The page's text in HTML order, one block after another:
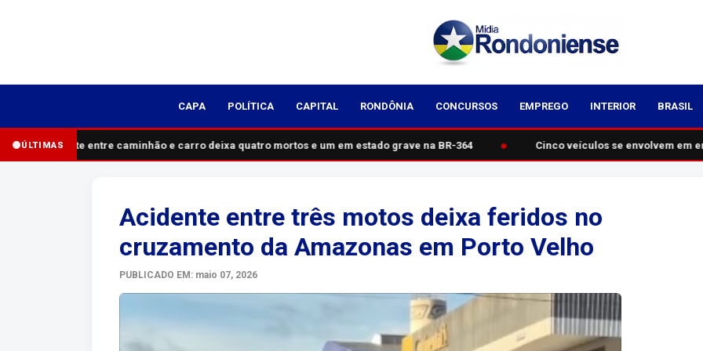
CAPA POLÍTICA CAPITAL RONDÔNIA CONCURSOS EMPREGO INTERIOR BRASIL
ÚLTIMAS
Acidente entre caminhão e carro deixa quatro mortos e um em estado grave na BR-364 Cinco veículos se envolvem em
Acidente entre três motos deixa feridos no
cruzamento da Amazonas em Porto Velho
PUBLICADO EM: maio 07, 2026